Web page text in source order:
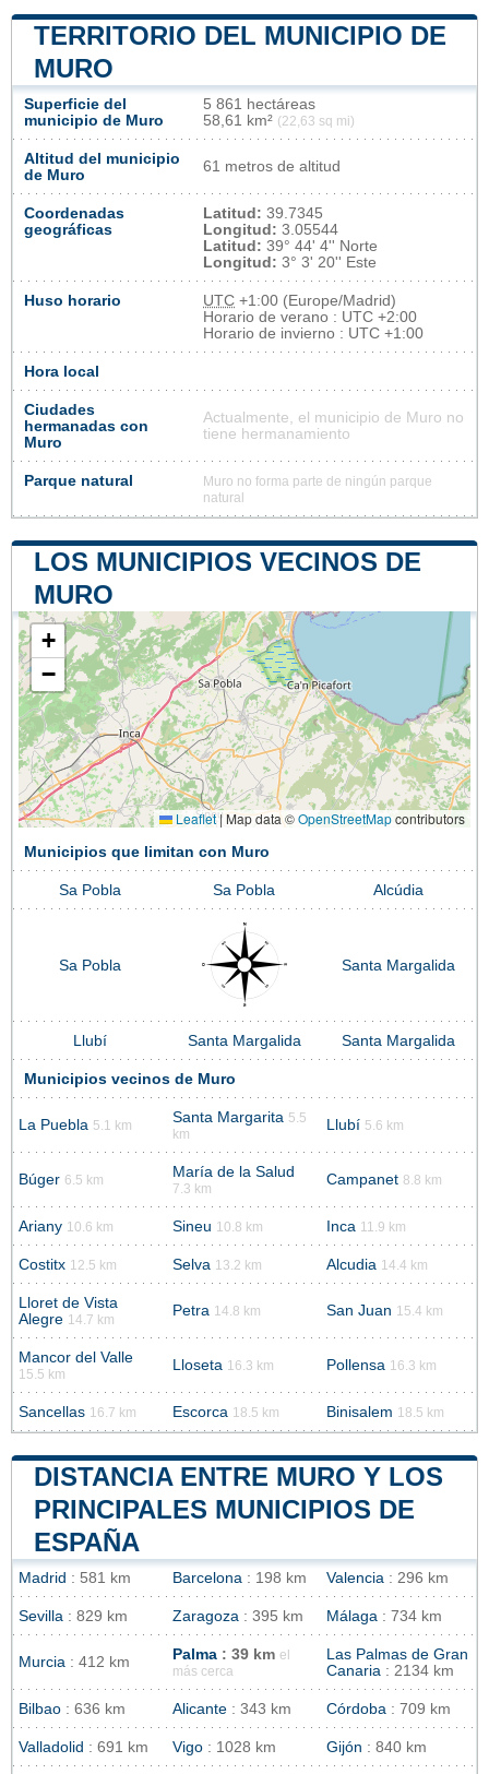
TERRITORIO DEL MUNICIPIO DE
MURO
Superficie del
municipio de Muro
5 861 hectáreas
58,61 km² (22,63 sq mi)
Altitud del municipio
de Muro
61 metros de altitud
Coordenadas
geográficas
Latitud: 39.7345
Longitud: 3.05544
Latitud: 39° 44' 4'' Norte
Longitud: 3° 3' 20'' Este
Huso horario UTC +1:00 (Europe/Madrid)
Horario de verano : UTC +2:00
Horario de invierno : UTC +1:00
Hora local
Ciudades
hermanadas con
Muro
Actualmente, el municipio de Muro no
tiene hermanamiento
Parque natural
Muro no forma parte de ningún parque
natural
LOS MUNICIPIOS VECINOS DE
MURO
+
−
Leaflet |Map data ©OpenStreetMapcontributors
Municipios que limitan con Muro
Sa Pobla Sa Pobla Alcúdia
Sa Pobla Santa Margalida
Llubí Santa Margalida Santa Margalida
Municipios vecinos de Muro
La Puebla 5.1 km Santa Margarita 5.5
km
Llubí 5.6 km
Búger 6.5 km María de la Salud
7.3 km
Campanet 8.8 km
Ariany 10.6 km Sineu 10.8 km Inca 11.9 km
Costitx 12.5 km Selva 13.2 km Alcudia 14.4 km
Lloret de Vista
Alegre 14.7 km
Petra 14.8 km San Juan 15.4 km
Mancor del Valle
15.5 km
Lloseta 16.3 km Pollensa 16.3 km
Sancellas 16.7 km Escorca 18.5 km Binisalem 18.5 km
DISTANCIA ENTRE MURO Y LOS
PRINCIPALES MUNICIPIOS DE
ESPAÑA
Madrid : 581 km Barcelona : 198 km Valencia : 296 km
Sevilla : 829 km Zaragoza : 395 km Málaga : 734 km
Murcia : 412 km Palma : 39 km el
más cerca
Las Palmas de Gran
Canaria : 2134 km
Bilbao : 636 km Alicante : 343 km Córdoba : 709 km
Valladolid : 691 km Vigo : 1028 km Gijón : 840 km